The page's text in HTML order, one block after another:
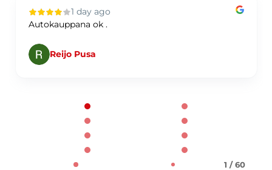
1 day ago
Autokauppana ok .
Reijo Pusa
1 / 60